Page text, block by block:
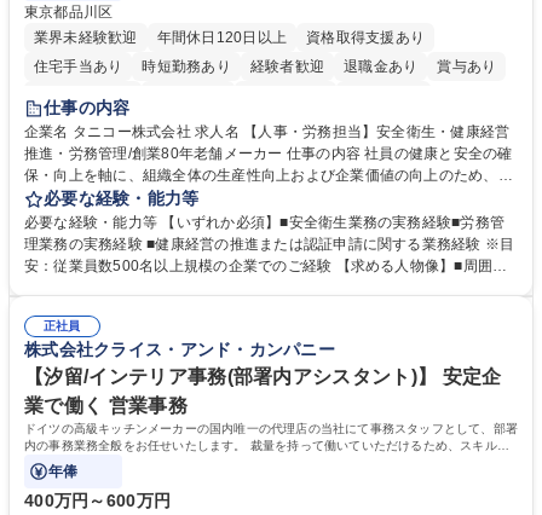
東京都品川区
業界未経験歓迎
年間休日120日以上
資格取得支援あり
住宅手当あり
時短勤務あり 経験者歓迎 退職金あり
賞与あり
完全週休2日制
寮・社宅あり
仕事の内容
企業名 タニコー株式会社 求人名 【人事・労務担当】安全衛生・健康経営
推進・労務管理/創業80年老舗メーカー 仕事の内容 社員の健康と安全の確
保・向上を軸に、組織全体の生産性向上および企業価値の向上のため、経
営層と密接に連携しながら、定型業務にとどまらず、制度設計や施策立案
などの上流工程から関与していただきます。 【主な業務内容】■安全衛生
業務（ストレスチェック、健康診断の運用、産業医との連携 など）■健康
経営認証取得に向けた企画・推進■労務管理（労働時間の分析、労働環境
を底上げすべく、ともにご活躍いただける方の増員募集となります。 募集
職種 【人事・労務担当】安全衛生・健康経営推進・労務管理/創業80年老
舗メーカー
必要な経験・能力等
必要な経験・能力等 【いずれか必須】■安全衛生業務の実務経験■労務管
理業務の実務経験 ■健康経営の推進または認証申請に関する業務経験 ※目
安：従業員数500名以上規模の企業でのご経験 【求める人物像】■周囲
部門と連携しながら業務を推進できる方■Excelや労務管理システムの実務
使用経験をお持ちの方 学歴・資格 学歴：大学院 大学 高専 短大 専修学校
高校 語学力： 資格：
正社員
株式会社クライス・アンド・カンパニー
【汐留/インテリア事務(部署内アシスタント)】 安定企
業で働く 営業事務
ドイツの高級キッチンメーカーの国内唯一の代理店の当社にて事務スタッフとして、部署
内の事務業務全般をお任せいたします。 裁量を持って働いていただけるため、スキルア
ップも可能です。
年俸
400万円～600万円